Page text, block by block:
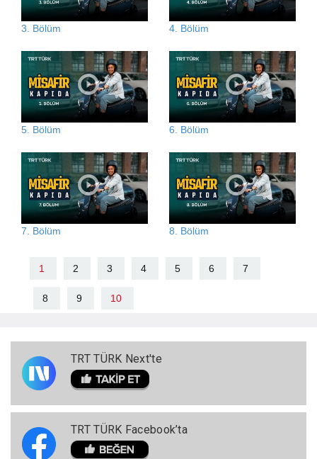
3. Bölüm 4. Bölüm
5. Bölüm 6. Bölüm
7. Bölüm 8. Bölüm
1 2 3 4 5 6 7
8 9 10
TRT TÜRK Next'te
TRT TÜRK Facebook’ta